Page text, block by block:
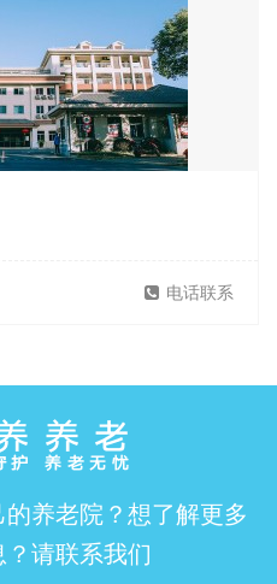
电话联系
养老院？想了解更多
请联系我们